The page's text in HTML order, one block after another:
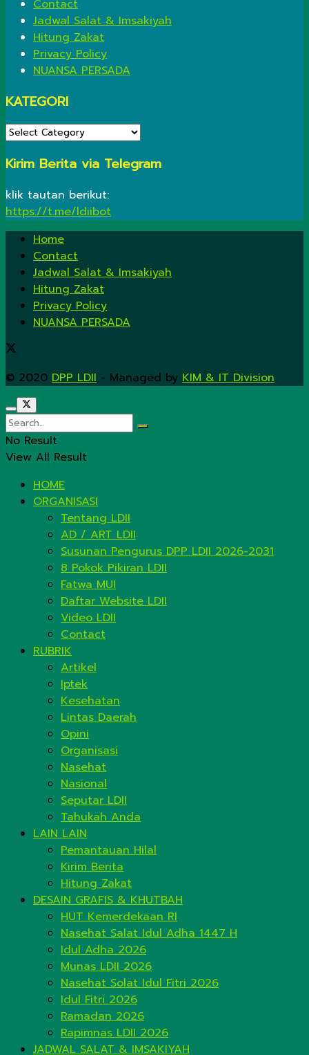
Contact
Jadwal Salat & Imsakiyah
Hitung Zakat
Privacy Policy
NUANSA PERSADA
KATEGORI
KATEGORI
Kirim Berita via Telegram
klik tautan berikut:
https://t.me/ldiibot
Home
Contact
Jadwal Salat & Imsakiyah
Hitung Zakat
Privacy Policy
NUANSA PERSADA
© 2020 DPP LDII - Managed by KIM & IT Division.
No Result
View All Result
HOME
ORGANISASI
Tentang LDII
AD / ART LDII
Susunan Pengurus DPP LDII 2026-2031
8 Pokok Pikiran LDII
Fatwa MUI
Daftar Website LDII
Video LDII
Contact
RUBRIK
Artikel
Iptek
Kesehatan
Lintas Daerah
Opini
Organisasi
Nasehat
Nasional
Seputar LDII
Tahukah Anda
LAIN LAIN
Pemantauan Hilal
Kirim Berita
Hitung Zakat
DESAIN GRAFIS & KHUTBAH
HUT Kemerdekaan RI
Nasehat Salat Idul Adha 1447 H
Idul Adha 2026
Munas LDII 2026
Nasehat Solat Idul Fitri 2026
Idul Fitri 2026
Ramadan 2026
Rapimnas LDII 2026
JADWAL SALAT & IMSAKIYAH